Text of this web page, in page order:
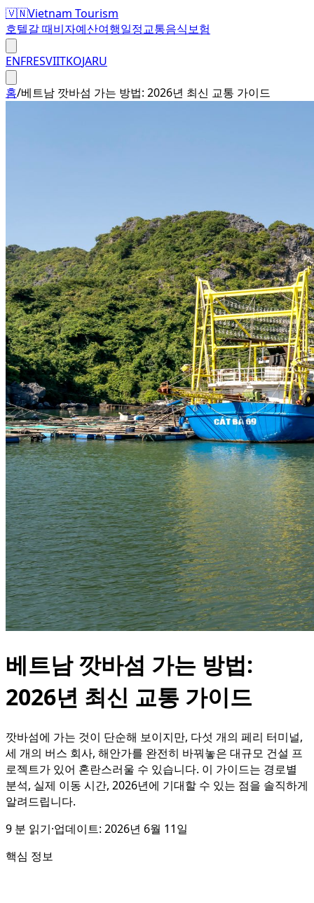
🇻🇳Vietnam Tourism
호텔갈 때비자예산여행일정교통음식보험
ENFRESVIITKOJARU
홈/베트남 깟바섬 가는 방법: 2026년 최신 교통 가이드
베트남 깟바섬 가는 방법:
2026년 최신 교통 가이드
깟바섬에 가는 것이 단순해 보이지만, 다섯 개의 페리 터미널,
세 개의 버스 회사, 해안가를 완전히 바꿔놓은 대규모 건설 프
로젝트가 있어 혼란스러울 수 있습니다. 이 가이드는 경로별
분석, 실제 이동 시간, 2026년에 기대할 수 있는 점을 솔직하게
알려드립니다.
9 분 읽기·업데이트: 2026년 6월 11일
핵심 정보